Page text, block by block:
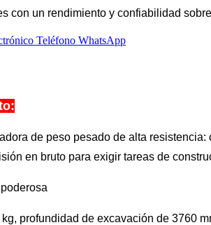
con un rendimiento y confiabilidad
Teléfono WhatsApp
de peso pesado de alta
en bruto para exigir tareas de
profundidad de excavación de 3760